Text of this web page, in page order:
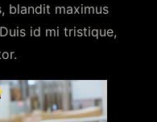
blandit maximus
id mi tristique,